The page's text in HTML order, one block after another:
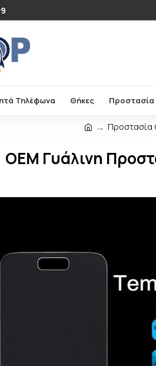
Τηλέφωνα Θήκες
Προστασία
OEM Γυάλινη